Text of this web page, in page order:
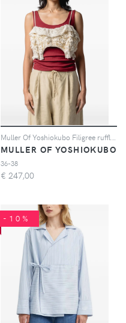
MULLER OF YOSHIOKUBO
36-38
€ 247,00
-10%